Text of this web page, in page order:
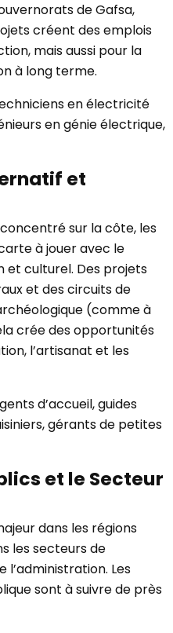
de Gafsa,
créent des emplois
mais aussi pour la
à long terme.
en électricité
en génie électrique,
et
sur la côte, les
à jouer avec le
et culturel. Des projets
et des circuits de
(comme à
crée des opportunités
l’artisanat et les
d’accueil, guides
gérants de petites
et le Secteur
dans les régions
les secteurs de
l’administration. Les
sont à suivre de près